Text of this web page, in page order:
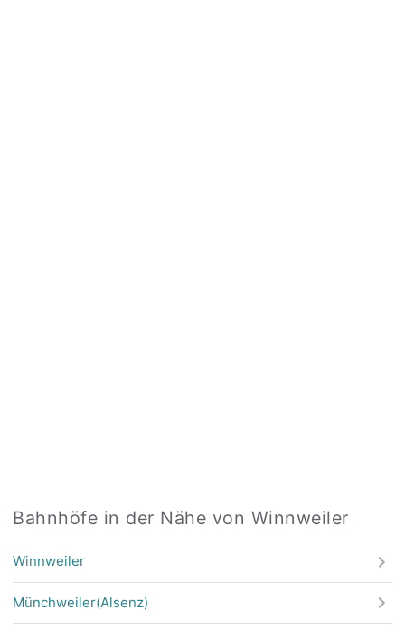
Bahnhöfe in der Nähe von Winnweiler
Winnweiler
Münchweiler(Alsenz)